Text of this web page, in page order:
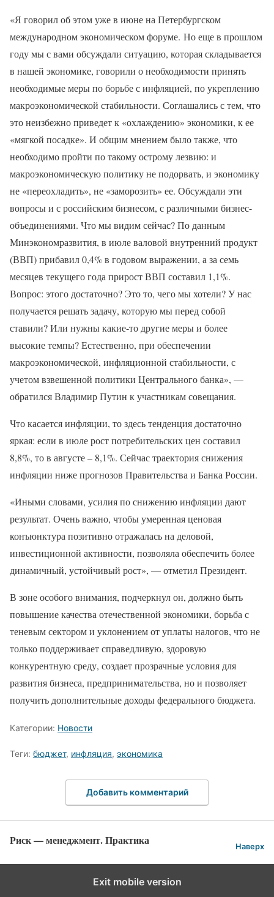
«Я говорил об этом уже в июне на Петербургском
международном экономическом форуме. Но еще в прошлом
году мы с вами обсуждали ситуацию, которая складывается
в нашей экономике, говорили о необходимости принять
необходимые меры по борьбе с инфляцией, по укреплению
макроэкономической стабильности. Соглашались с тем, что
это неизбежно приведет к «охлаждению» экономики, к ее
«мягкой посадке». И общим мнением было также, что
необходимо пройти по такому острому лезвию: и
макроэкономическую политику не подорвать, и экономику
не «переохладить», не «заморозить» ее. Обсуждали эти
вопросы и с российским бизнесом, с различными бизнес-
объединениями. Что мы видим сейчас? По данным
Минэкономразвития, в июле валовой внутренний продукт
(ВВП) прибавил 0,4% в годовом выражении, а за семь
месяцев текущего года прирост ВВП составил 1,1%.
Вопрос: этого достаточно? Это то, чего мы хотели? У нас
получается решать задачу, которую мы перед собой
ставили? Или нужны какие-то другие меры и более
высокие темпы? Естественно, при обеспечении
макроэкономической, инфляционной стабильности, с
учетом взвешенной политики Центрального банка», —
обратился Владимир Путин к участникам совещания.
Что касается инфляции, то здесь тенденция достаточно
яркая: если в июле рост потребительских цен составил
8,8%, то в августе – 8,1%. Сейчас траектория снижения
инфляции ниже прогнозов Правительства и Банка России.
«Иными словами, усилия по снижению инфляции дают
результат. Очень важно, чтобы умеренная ценовая
конъюнктура позитивно отражалась на деловой,
инвестиционной активности, позволяла обеспечить более
динамичный, устойчивый рост», — отметил Президент.
В зоне особого внимания, подчеркнул он, должно быть
повышение качества отечественной экономики, борьба с
теневым сектором и уклонением от уплаты налогов, что не
только поддерживает справедливую, здоровую
конкурентную среду, создает прозрачные условия для
развития бизнеса, предпринимательства, но и позволяет
получить дополнительные доходы федерального бюджета.
Категории: Новости
Теги: бюджет, инфляция, экономика
Добавить комментарий
Риск — менеджмент. Практика Наверх
Exit mobile version